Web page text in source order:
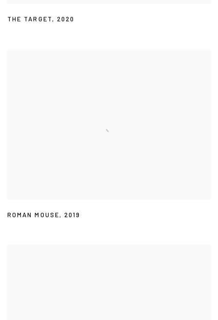
THE TARGET, 2020
ROMAN MOUSE,2019